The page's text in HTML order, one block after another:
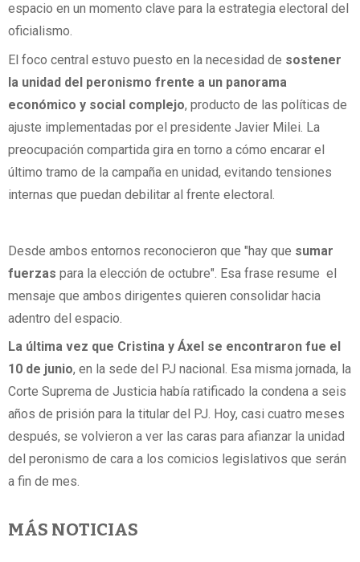
espacio en un momento clave para la estrategia electoral del
oficialismo.
El foco central estuvo puesto en la necesidad de sostener
la unidad del peronismo frente a un panorama
económico y social complejo, producto de las políticas de
ajuste implementadas por el presidente Javier Milei. La
preocupación compartida gira en torno a cómo encarar el
último tramo de la campaña en unidad, evitando tensiones
internas que puedan debilitar al frente electoral.
Desde ambos entornos reconocieron que "hay que sumar
fuerzas para la elección de octubre". Esa frase resume el
mensaje que ambos dirigentes quieren consolidar hacia
adentro del espacio.
La última vez que Cristina y Áxel se encontraron fue el
10 de junio, en la sede del PJ nacional. Esa misma jornada, la
Corte Suprema de Justicia había ratificado la condena a seis
años de prisión para la titular del PJ. Hoy, casi cuatro meses
después, se volvieron a ver las caras para afianzar la unidad
del peronismo de cara a los comicios legislativos que serán
a fin de mes.
MÁS NOTICIAS